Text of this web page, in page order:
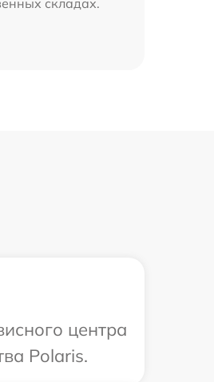
складах.
центра
Polaris.